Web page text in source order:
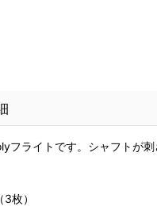
フライトです。シャフトが
枚）